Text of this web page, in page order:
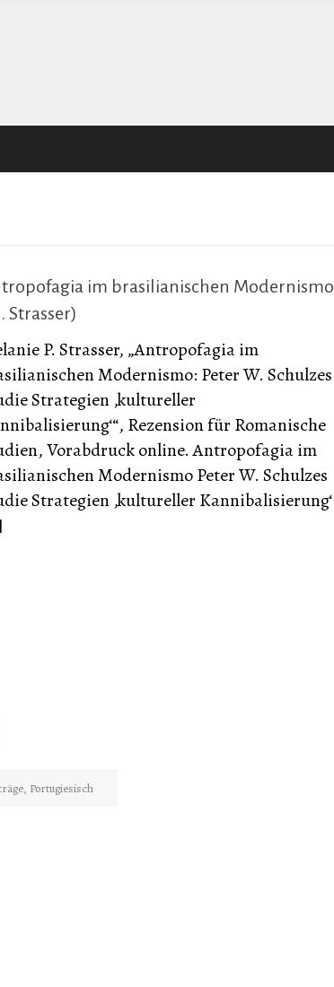
im brasilianischen Modernismo
Strasser)
P. Strasser, „Antropofagia im
Modernismo: Peter W. Schulzes
Strategien ‚kultureller
Rezension für Romanische
Vorabdruck online. Antropofagia im
Modernismo Peter W. Schulzes
Strategien ‚kultureller Kannibalisierung‘
, Portugiesisch